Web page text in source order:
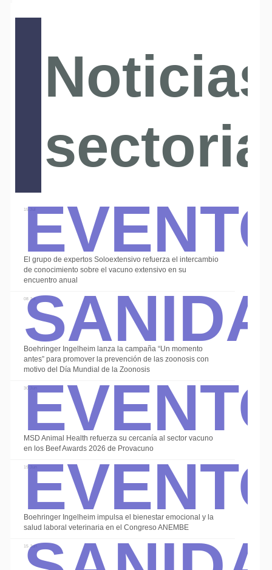
Noticias
15 Jul
El grupo de expertos Soloextensivo refuerza el intercambio
de conocimiento sobre el vacuno extensivo en su
encuentro anual
08 Jul
Boehringer Ingelheim lanza la campaña “Un momento
antes” para promover la prevención de las zoonosis con
motivo del Día Mundial de la Zoonosis
30 Jun
MSD Animal Health refuerza su cercanía al sector vacuno
en los Beef Awards 2026 de Provacuno
19 Jun
Boehringer Ingelheim impulsa el bienestar emocional y la
salud laboral veterinaria en el Congreso ANEMBE
15 Jun